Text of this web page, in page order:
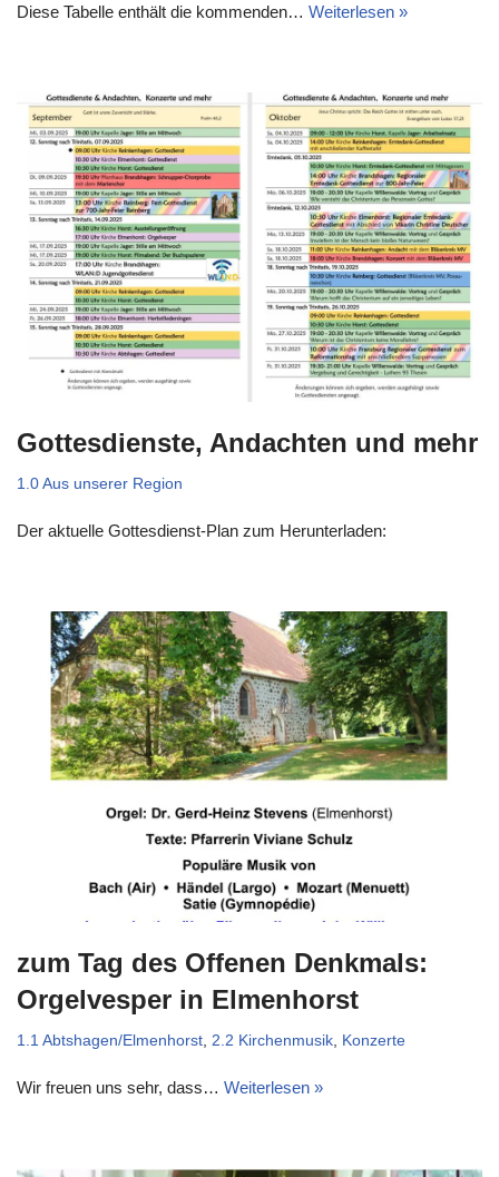
Diese Tabelle enthält die kommenden… Weiterlesen »
Gottesdienste, Andachten und mehr
1.0 Aus unserer Region
Der aktuelle Gottesdienst-Plan zum Herunterladen:
zum Tag des Offenen Denkmals:
Orgelvesper in Elmenhorst
1.1 Abtshagen/Elmenhorst 2.2 Kirchenmusik Konzerte
Wir freuen uns sehr, dass… Weiterlesen »